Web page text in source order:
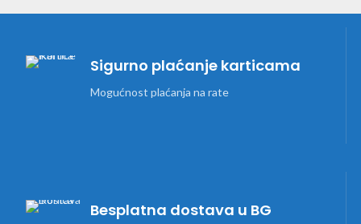
Sigurno plaćanje karticama
Mogućnost plaćanja na rate
Besplatna dostava u BG